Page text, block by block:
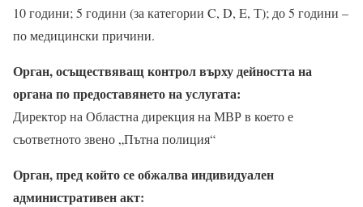
10 години; 5 години (за категории C, D, E, Т); до 5 години –
по медицински причини.
Орган, осъществяващ контрол върху дейността на
органа по предоставянето на услугата:
Директор на Областна дирекция на МВР в което е
съответното звено „Пътна полиция“
Орган, пред който се обжалва индивидуален
административен акт: